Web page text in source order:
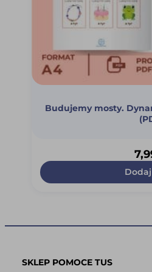
Budujemy mosty.
SKLEP POMOCE TUS